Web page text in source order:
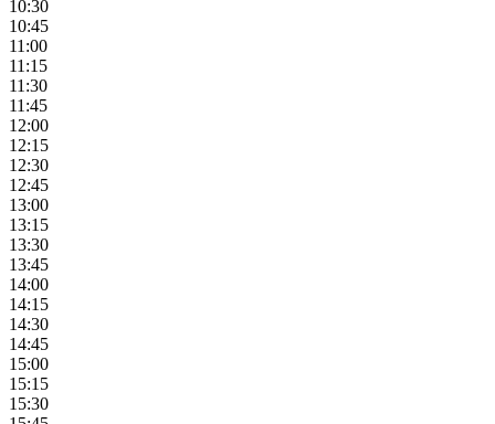
10:30
10:45
11:00
11:15
11:30
11:45
12:00
12:15
12:30
12:45
13:00
13:15
13:30
13:45
14:00
14:15
14:30
14:45
15:00
15:15
15:30